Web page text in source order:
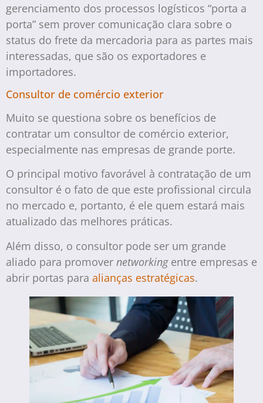
gerenciamento dos processos logísticos “porta a
porta” sem prover comunicação clara sobre o
status do frete da mercadoria para as partes mais
interessadas, que são os exportadores e
importadores.
Consultor de comércio exterior
Muito se questiona sobre os benefícios de
contratar um consultor de comércio exterior,
especialmente nas empresas de grande porte.
O principal motivo favorável à contratação de um
consultor é o fato de que este profissional circula
no mercado e, portanto, é ele quem estará mais
atualizado das melhores práticas.
Além disso, o consultor pode ser um grande
aliado para promover networking entre empresas e
abrir portas para alianças estratégicas.